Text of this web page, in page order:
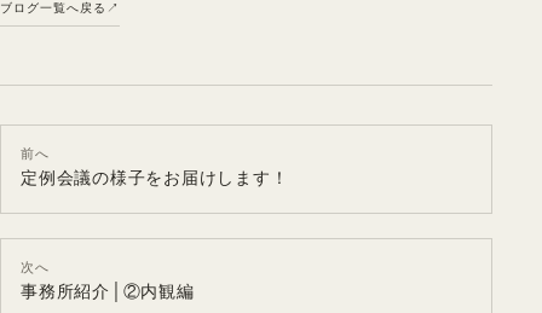
ブログ一覧へ戻る
前へ
定例会議の様子をお届けします！
次へ
事務所紹介│②内観編